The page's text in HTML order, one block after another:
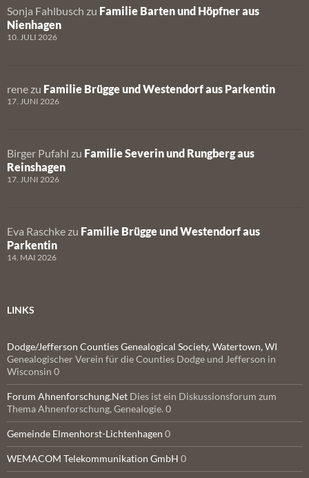
Sonja Fahlbusch zu Familie Barten und Höpfner aus
Nienhagen
10. JULI 2026
rene zu Familie Brügge und Westendorf aus Parkentin
17. JUNI 2026
Birger Pufahl zu Familie Severin und Rungberg aus
Reinshagen
17. JUNI 2026
Eva Raschke zu Familie Brügge und Westendorf aus
Parkentin
14. MAI 2026
LINKS
Dodge/Jefferson Counties Genealogical Society, Watertown, WI
Genealogischer Verein für die Counties Dodge und Jefferson in
Wisconsin 0
Forum Ahnenforschung.Net Dies ist ein Diskussionsforum zum
Thema Ahnenforschung, Genealogie. 0
Gemeinde Elmenhorst-Lichtenhagen 0
WEMACOM Telekommunikation GmbH 0